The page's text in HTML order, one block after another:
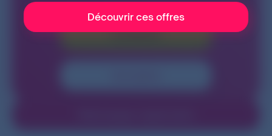
Connexion
Découvrir ces offres